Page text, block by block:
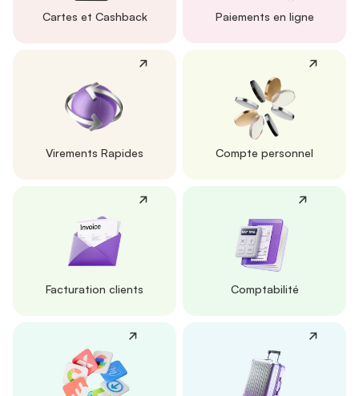
Cartes et Cashback Paiements en ligne
Virements Rapides Compte personnel
Facturation clients Comptabilité